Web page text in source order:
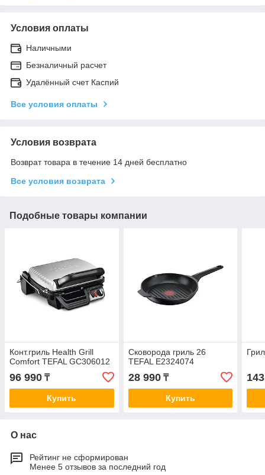
Условия оплаты
Наличными
Безналичный расчет
Удалённый счет Каспий
Все условия оплаты
Условия возврата
Возврат товара в течение 14 дней бесплатно
Все условия возврата
Подобные товары компании
Конт.гриль Health Grill
Comfort TEFAL GC306012
96 990 ₸
Купить
Сковорода гриль 26
TEFAL E2324074
28 990₸
Купить
О нас
Рейтинг не сформирован
Менее 5 отзывов за последний год